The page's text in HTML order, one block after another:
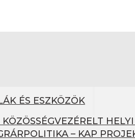
ÉS ESZKÖZÖK
– KAP